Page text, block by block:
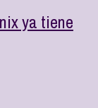
ya tiene